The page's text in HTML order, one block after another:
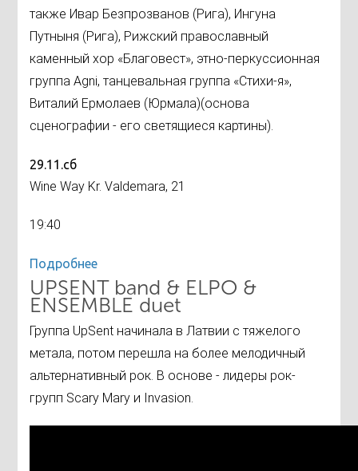
также Ивар Безпрозванов (Рига), Ингуна
Путныня (Рига), Рижский православный
каменный хор «Благовест», этно-перкуссионная
группа Agni, танцевальная группа «Стихи-я»,
Виталий Ермолаев (Юрмала)(основа
сценографии - его светящиеся картины).
29.11.сб
Wine Way Kr. Valdemara, 21
19:40
Подробнее
UPSENT band & ELPO &
ENSEMBLE duet
Группа UpSent начинала в Латвии с тяжелого
метала, потом перешла на более мелодичный
альтернативный рок. В основе - лидеры рок-
групп Scary Mary и Invasion.